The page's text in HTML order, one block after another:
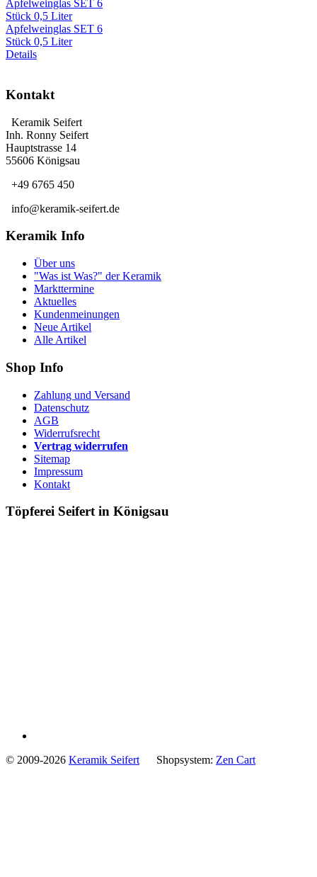
Apfelweinglas SET 6
Stück 0,5 Liter
Details
Kontakt
Keramik Seifert
Inh. Ronny Seifert
Hauptstrasse 14
55606 Königsau
+49 6765 450
info@keramik-seifert.de
Keramik Info
Über uns
"Was ist Was?" der Keramik
Markttermine
Aktuelles
Kundenmeinungen
Neue Artikel
Alle Artikel
Shop Info
Zahlung und Versand
Datenschutz
AGB
Widerrufsrecht
Vertrag widerrufen
Sitemap
Impressum
Kontakt
Töpferei Seifert in Königsau
© 2009-2026 Keramik Seifert Shopsystem: Zen Cart